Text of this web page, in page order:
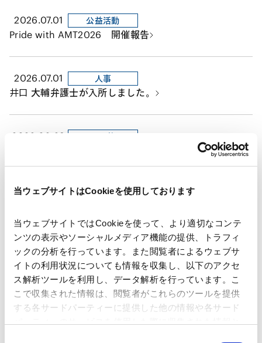
当ウェブサイトはCookieを使用しております
当ウェブサイトではCookieを使って、より適切なコンテ
ンツの表示やソーシャルメディア機能の提供、トラフィ
ックの分析を行っています。また閲覧者によるウェブサ
イトの利用状況についても情報を収集し、以下のアクセ
ス解析ツールを利用し、データ解析を行っています。こ
こで収集された情報は、閲覧者がこれらのツールを提供
する各サードパーティーに提供した他の情報や各サード
2026.07.01 公益活動
Pride with AMT2026 開催報告
2026.07.01 人事
井口 大輔弁護士が入所しました。
2026.06.29 その他
知的財産高等裁判所による第三者意見募集のお知らせ
（2026年9月30日まで）
当事務所が特別協賛しました「チャリティラン＆ウォー
クDAN DAN RUN 2026」が開催されました。
2026.06.19 受賞
Hukumonline Practice Leader and Top 100
Indonesian Law Firms Awards 2026